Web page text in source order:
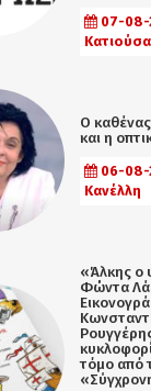
07-08-
Κατιούσα
Ο
και η
06-08-
Κανέλλη
«Άλκης ο
Φώντα
τόμο από